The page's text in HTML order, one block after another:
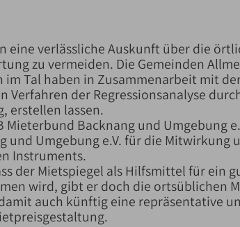
eine verlässliche Auskunft über die
zu vermeiden. Die Gemeinden
im Tal haben in Zusammenarbeit mit
Verfahren der Regressionsanalyse
erstellen lassen.
Mieterbund Backnang und Umgebung
und Umgebung e.V. für die Mitwirkung
Instruments.
der Mietspiegel als Hilfsmittel für ein
wird, gibt er doch die orts­üblichen
auch künftig eine re­präsentative